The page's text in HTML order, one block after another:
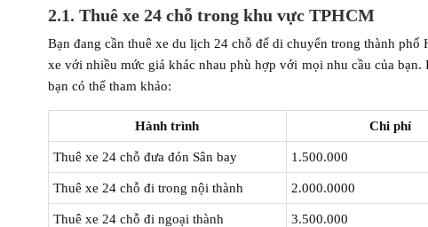
2.1. Thuê xe 24 chỗ trong khu vực TPHCM
Bạn đang cần thuê xe du lịch 24 chỗ để di chuyển trong thành
xe với nhiều mức giá khác nhau phù hợp với mọi nhu cầu của
bạn có thể tham khảo:
Hành trình Chi phí
Thuê xe 24 chỗ đưa đón Sân bay 1.500.000
Thuê xe 24 chỗ đi trong nội thành 2.000.0000
Thuê xe 24 chỗ đi ngoại thành 3.500.000